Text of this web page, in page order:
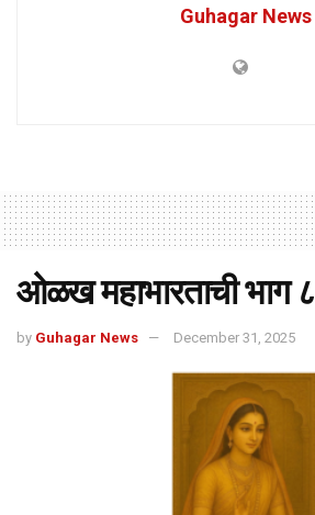
Guhagar News
ओळख महाभारताची भाग ८
by Guhagar News December 31, 2025